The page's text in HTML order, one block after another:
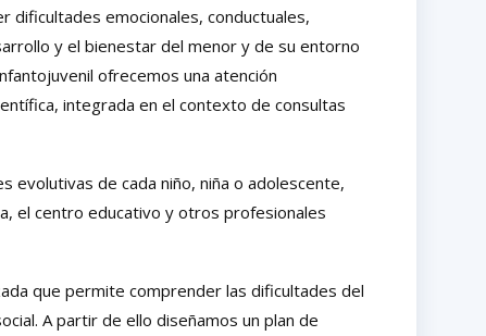
dificultades emocionales, conductuales,
y el bienestar del menor y de su entorno
ofrecemos una atención
integrada en el contexto de consultas
evolutivas de cada niño, niña o adolescente,
el centro educativo y otros profesionales
que permite comprender las dificultades del
A partir de ello diseñamos un plan de